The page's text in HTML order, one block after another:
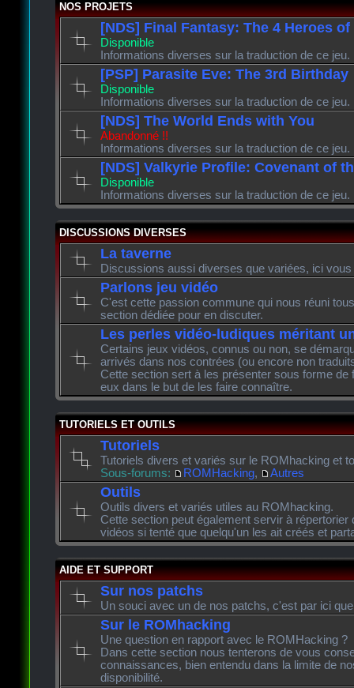
NOS PROJETS
[NDS] Final Fantasy: The 4 Heroes
Disponible
Informations diverses sur la traduction de ce jeu.
[PSP] Parasite Eve: The 3rd Birthday
Disponible
Informations diverses sur la traduction de ce jeu.
[NDS] The World Ends with You
Abandonné !!
Informations diverses sur la traduction de ce jeu.
[NDS] Valkyrie Profile: Covenant of
Disponible
Informations diverses sur la traduction de ce jeu.
DISCUSSIONS DIVERSES
La taverne
Discussions aussi diverses que variées, ici
Parlons jeu vidéo
C'est cette passion commune qui nous réuni
section dédiée pour en discuter.
Les perles vidéo-ludiques méritant
Certains jeux vidéos, connus ou non, se
arrivés dans nos contrées (ou encore non
Cette section sert à les présenter sous forme de
eux dans le but de les faire connaître.
TUTORIELS ET OUTILS
Tutoriels
Tutoriels divers et variés sur le ROMhacking et
Sous-forums:
ROMHacking, Autres
Outils
Outils divers et variés utiles au ROMhacking.
Cette section peut également servir à
vidéos si tenté que quelqu'un les ait créés et
AIDE ET SUPPORT
Sur nos patchs
Un souci avec un de nos patchs, c'est par ici
Sur le ROMhacking
Une question en rapport avec le ROMHacking ?
Dans cette section nous tenterons de vous
connaissances, bien entendu dans la limite de
disponibilité.